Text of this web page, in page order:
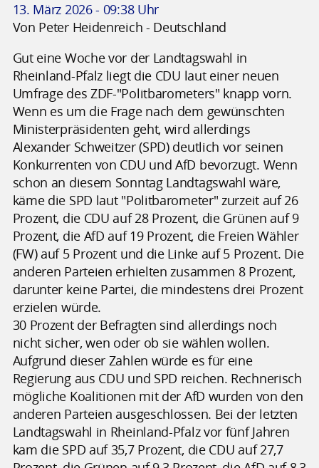
13. März 2026 - 09:38 Uhr
Von Peter Heidenreich - Deutschland
Gut eine Woche vor der Landtagswahl in
Rheinland-Pfalz liegt die CDU laut einer neuen
Umfrage des ZDF-"Politbarometers" knapp vorn.
Wenn es um die Frage nach dem gewünschten
Ministerpräsidenten geht, wird allerdings
Alexander Schweitzer (SPD) deutlich vor seinen
Konkurrenten von CDU und AfD bevorzugt. Wenn
schon an diesem Sonntag Landtagswahl wäre,
käme die SPD laut "Politbarometer" zurzeit auf 26
Prozent, die CDU auf 28 Prozent, die Grünen auf 9
Prozent, die AfD auf 19 Prozent, die Freien Wähler
(FW) auf 5 Prozent und die Linke auf 5 Prozent. Die
anderen Parteien erhielten zusammen 8 Prozent,
darunter keine Partei, die mindestens drei Prozent
erzielen würde.
30 Prozent der Befragten sind allerdings noch
nicht sicher, wen oder ob sie wählen wollen.
Aufgrund dieser Zahlen würde es für eine
Regierung aus CDU und SPD reichen. Rechnerisch
mögliche Koalitionen mit der AfD wurden von den
anderen Parteien ausgeschlossen. Bei der letzten
Landtagswahl in Rheinland-Pfalz vor fünf Jahren
kam die SPD auf 35,7 Prozent, die CDU auf 27,7